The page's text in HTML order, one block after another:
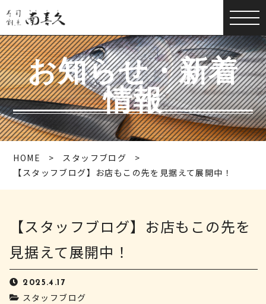
お知らせ・新着
情報
HOME
スタッフブログ
【スタッフブログ】お店もこの先を見据えて展開中！
【スタッフブログ】お店もこの先を
見据えて展開中！
2025.4.17
スタッフブログ